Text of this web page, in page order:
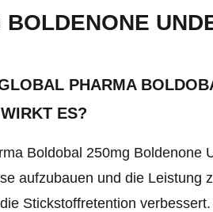
BOLDENONE
PHARMA
ES?
Boldobal 250mg Boldenone
aufzubauen und die Leistung
Stickstoffretention